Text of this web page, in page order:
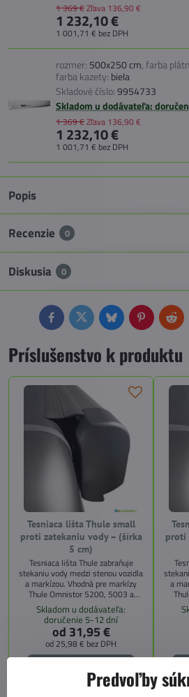
1 369 €Zľava 136,90 €
1 232,10 €
1 001,71 € bez DPH
rozmer: 500x250 cm,farba
farba kazety: biela
Skladové číslo:9954733
Skladom u dodávateľa:
1 369 €Zľava 136,90 €
1 232,10 €
1 001,71 € bez DPH
Popis
Recenzie 0
Diskusia 0
FacebookTwitterBlueskyPinterest
Príslušenstvo k produktu
Tesniaca lišta Thule small
proti zatekaniu vody – (šírka
5 cm)
Tesniaca lišta Thule zabraňuje
stekaniu vody medzi stenou vozidla
a markízou. Vhodná pre markízy
Thule Omnistor 5200, 5003 a
8000.
Skladom u dodávateľa:
doručenie 5-12 dní
od 31,95 €
od 25,98 € bez DPH
proti
a
Predvoľby